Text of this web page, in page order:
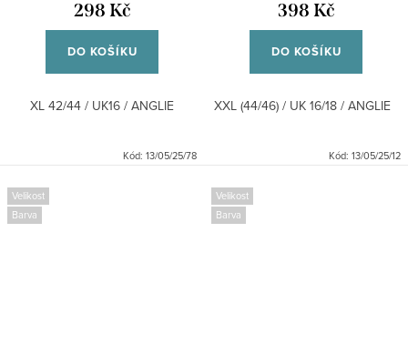
298 Kč
DO KOŠÍKU
XL 42/44 / UK16 / ANGLIE
Kód: 13/05/25/78
16/18 / ANGLIE
398 Kč
DO KOŠÍKU
XXL (44/46) / UK 16/18 / ANGLIE
Kód: 13/05/25/12
Velikost
Barva
Velikost
Barva